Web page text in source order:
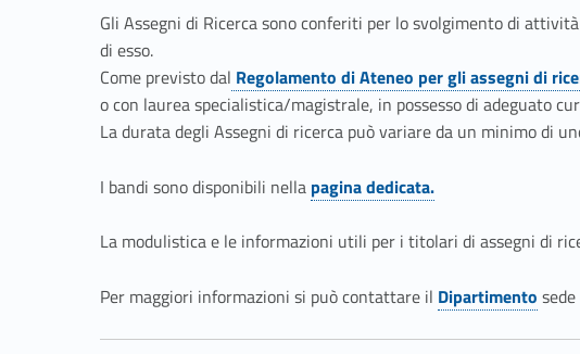
A
s
s
e
g
n
Gli Assegni di Ricerca sono conferiti per lo svolgimento di
di esso.
Come previsto dal
Link identifier #identifier__77563-1
Regolamento di Ateneo per gli assegni di
o con laurea specialistica/magistrale, in possesso di adeguato
La durata degli Assegni di ricerca può variare da un minimo di
I bandi sono disponibili nella
Link identifier #identifier__25976-2
pagina dedicata.
La modulistica e le informazioni utili per i titolari di assegni di
Per maggiori informazioni si può contattare il Dipartimento sede